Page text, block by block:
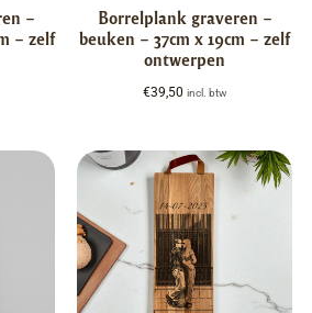
–
– zelf
Borrelplank graveren –
beuken – 37cm x 19cm – zelf
ontwerpen
€39,50 incl. btw